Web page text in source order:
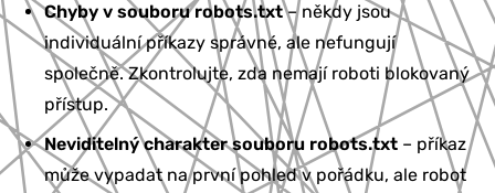
Chyby v souboru robots.txt– někdy jsou
individuální příkazy správné, ale nefungují
společně. Zkontrolujte, zda nemají roboti blokovaný
přístup.
Neviditelný charakter souboru robots.txt – příkaz
může vypadat na první pohled v pořádku, ale robot